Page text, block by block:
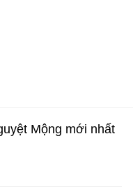
Mộng mới nhất